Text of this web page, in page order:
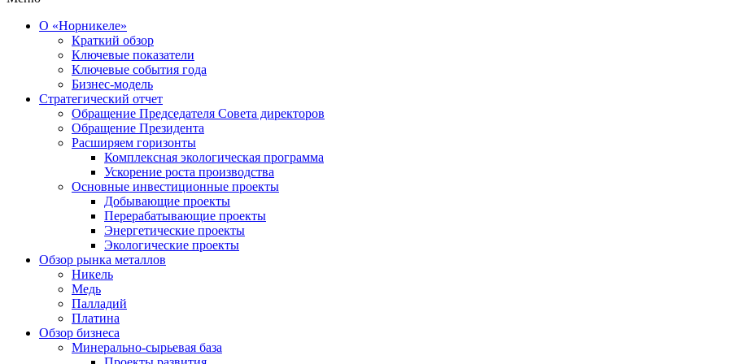
О «Норникеле»
Краткий обзор
Ключевые показатели
Ключевые события года
Бизнес-модель
Стратегический отчет
Обращение Председателя Совета директоров
Обращение Президента
Расширяем горизонты
Комплексная экологическая программа
Ускорение роста производства
Основные инвестиционные проекты
Добывающие проекты
Перерабатывающие проекты
Энергетические проекты
Экологические проекты
Обзор рынка металлов
Никель
Медь
Палладий
Платина
Обзор бизнеса
Минерально-сырьевая база